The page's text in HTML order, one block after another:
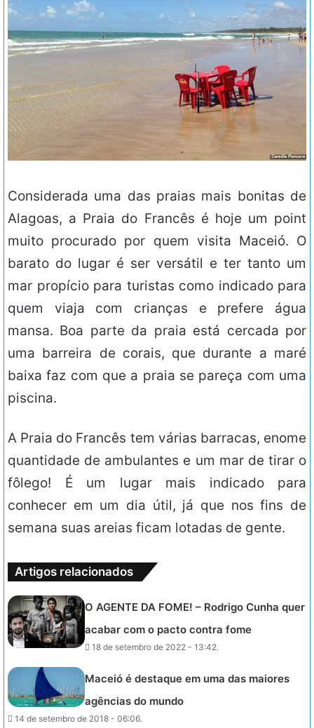
Considerada uma das praias mais bonitas de
Alagoas, a Praia do Francês é hoje um point
muito procurado por quem visita Maceió. O
barato do lugar é ser versátil e ter tanto um
mar propício para turistas como indicado para
quem viaja com crianças e prefere água
mansa. Boa parte da praia está cercada por
uma barreira de corais, que durante a maré
baixa faz com que a praia se pareça com uma
piscina.
A Praia do Francês tem várias barracas, enome
quantidade de ambulantes e um mar de tirar o
fôlego! É um lugar mais indicado para
conhecer em um dia útil, já que nos fins de
semana suas areias ficam lotadas de gente.
Artigos relacionados
O AGENTE DA FOME! – Rodrigo Cunha quer
acabar com o pacto contra fome
18 de setembro de 2022 - 13:42.
Maceió é destaque em uma das maiores
agências do mundo
14 de setembro de 2018 - 06:06.